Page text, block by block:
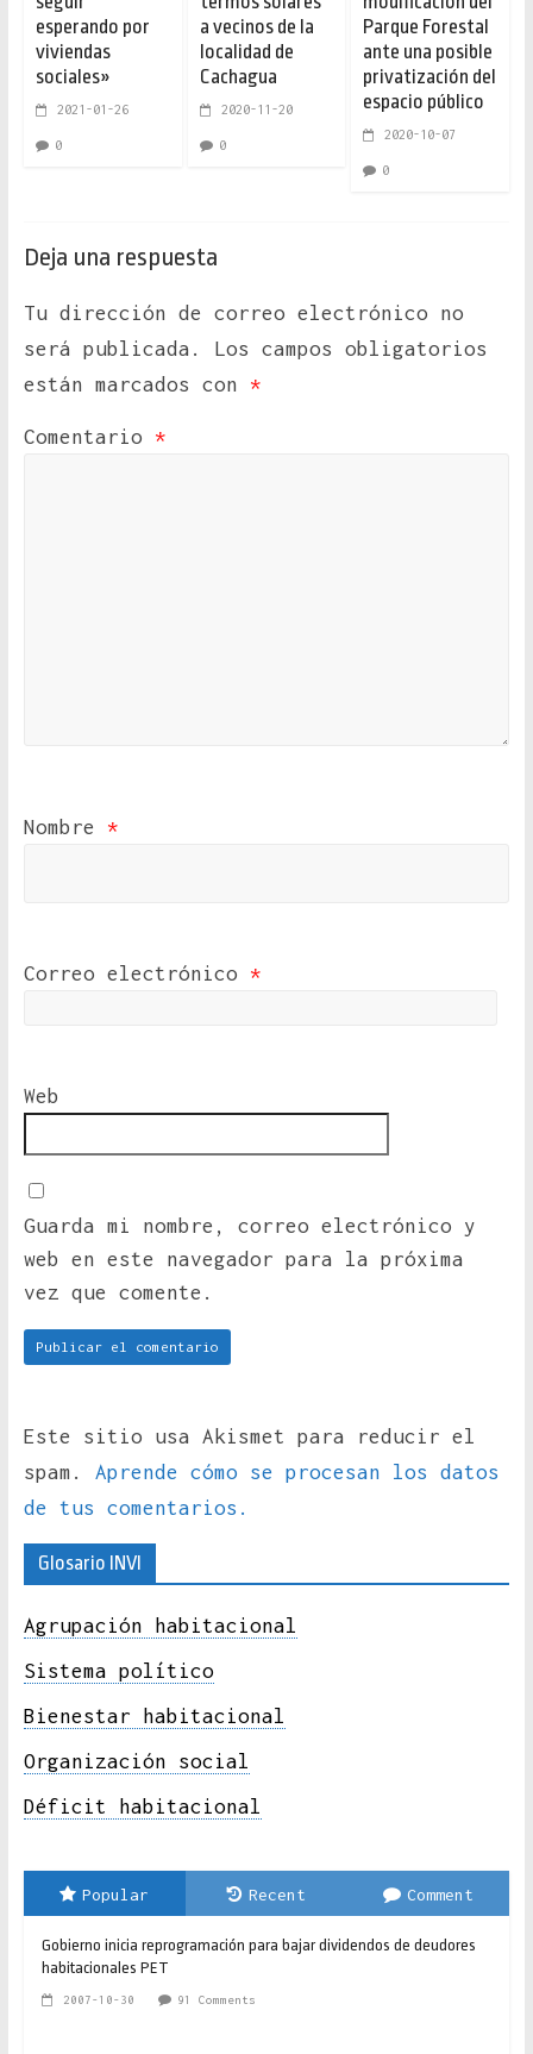
esperando por
viviendas
sociales»
2021-01-26
0
a vecinos de la
localidad de
Cachagua
2020-11-20
0
Parque Forestal
ante una posible
privatización del
espacio público
2020-10-07
0
Deja una respuesta
Tu dirección de correo electrónico no
será publicada.
Los campos obligatorios
están marcados con *
Comentario *
Nombre *
Correo electrónico *
Web
Guarda mi nombre, correo electrónico y
web en este navegador para la próxima
vez que comente.
Este sitio usa Akismet para reducir el
spam. Aprende cómo se procesan los datos
de tus comentarios.
Glosario INVI
Agrupación habitacional
Sistema político
Bienestar habitacional
Organización social
Déficit habitacional
Popular Recent Comment
Gobierno inicia reprogramación para bajar dividendos de deudores
habitacionales PET
2007-10-30 91 Comments